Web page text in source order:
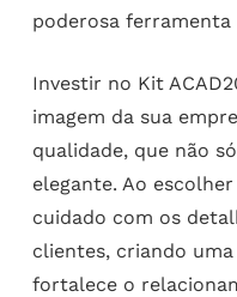
poderosa ferramenta
Investir no Kit
imagem da sua
qualidade, que não
elegante. Ao
cuidado com os
clientes, criando
fortalece o